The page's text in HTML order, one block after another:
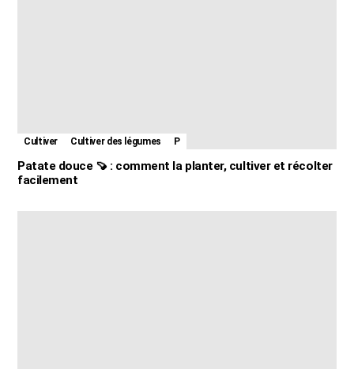
Cultiver Cultiver des légumes P
Patate douce 🍠 : comment la planter, cultiver et récolter
facilement